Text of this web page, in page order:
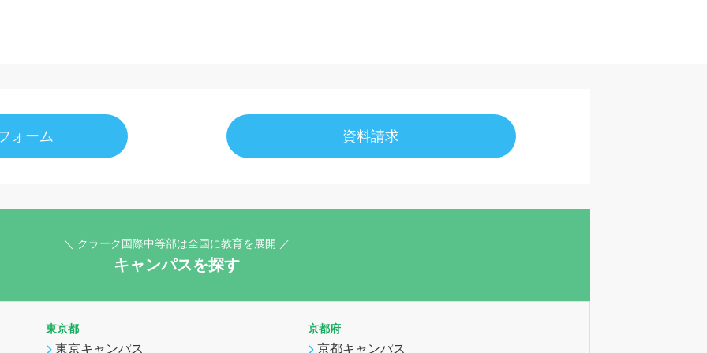
ォーム 資料請求
＼ クラーク国際中等部は全国に教育を展開 ／
キャンパスを探す
東京都
東京キャンパス
京都府
京都キャンパス